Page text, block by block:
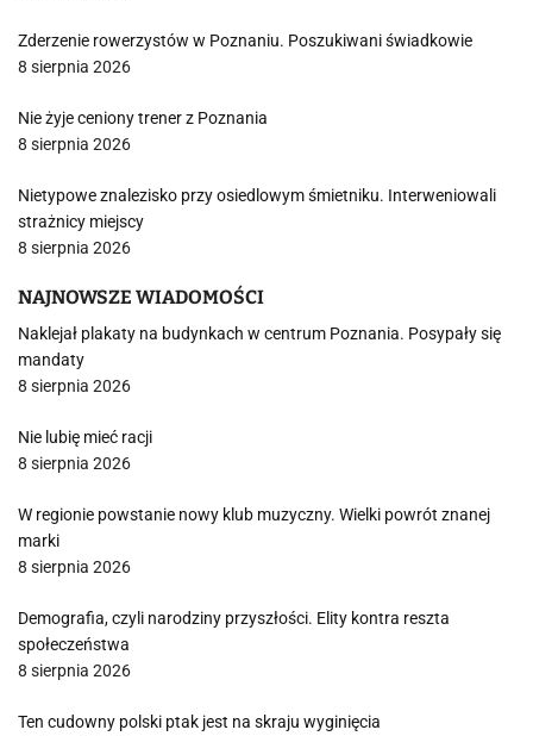
Zderzenie rowerzystów w Poznaniu. Poszukiwani świadkowie
8 sierpnia 2026
Nie żyje ceniony trener z Poznania
8 sierpnia 2026
Nietypowe znalezisko przy osiedlowym śmietniku. Interweniowali
strażnicy miejscy
8 sierpnia 2026
NAJNOWSZE WIADOMOŚCI
Naklejał plakaty na budynkach w centrum Poznania. Posypały się
mandaty
8 sierpnia 2026
Nie lubię mieć racji
8 sierpnia 2026
W regionie powstanie nowy klub muzyczny. Wielki powrót znanej
marki
8 sierpnia 2026
Demografia, czyli narodziny przyszłości. Elity kontra reszta
społeczeństwa
8 sierpnia 2026
Ten cudowny polski ptak jest na skraju wyginięcia